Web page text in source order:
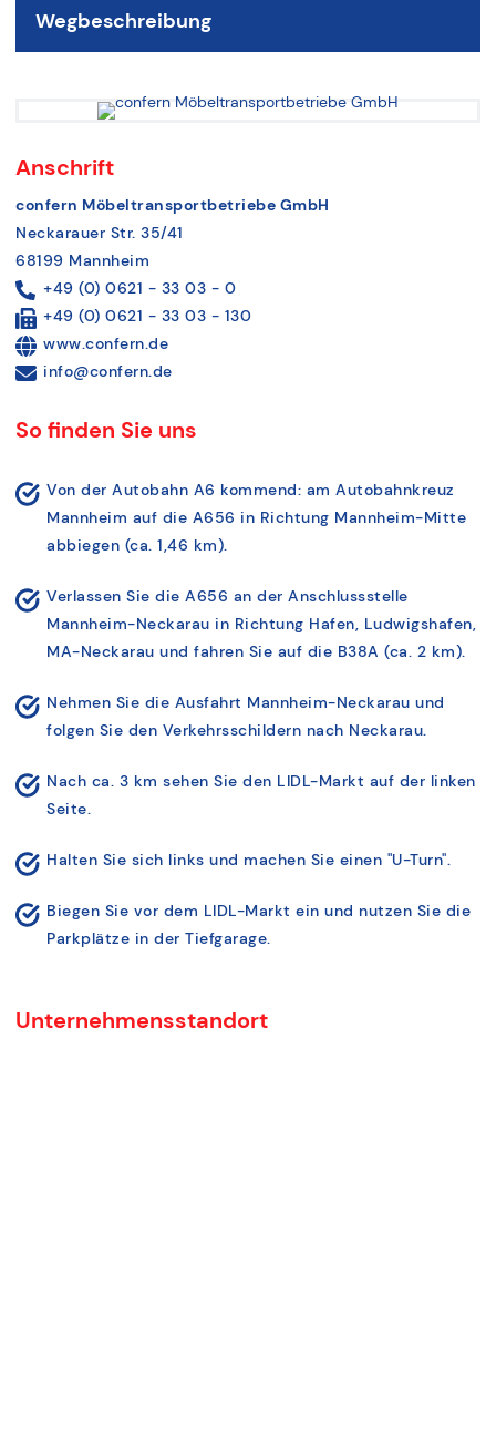
Wegbeschreibung
Anschrift
confern Möbeltransportbetriebe GmbH
Neckarauer Str. 35/41
68199 Mannheim
+49 (0) 0621 - 33 03 - 0
+49 (0) 0621 - 33 03 - 130
www.confern.de
info@confern.de
So finden Sie uns
Von der Autobahn A6 kommend: am Autobahnkreuz
Mannheim auf die A656 in Richtung Mannheim-Mitte
abbiegen (ca. 1,46 km).
Verlassen Sie die A656 an der Anschlussstelle
Mannheim-Neckarau in Richtung Hafen, Ludwigshafen,
MA-Neckarau und fahren Sie auf die B38A (ca. 2 km).
Nehmen Sie die Ausfahrt Mannheim-Neckarau und
folgen Sie den Verkehrsschildern nach Neckarau.
Nach ca. 3 km sehen Sie den LIDL-Markt auf der linken
Seite.
Halten Sie sich links und machen Sie einen "U-Turn".
Biegen Sie vor dem LIDL-Markt ein und nutzen Sie die
Parkplätze in der Tiefgarage.
Unternehmensstandort